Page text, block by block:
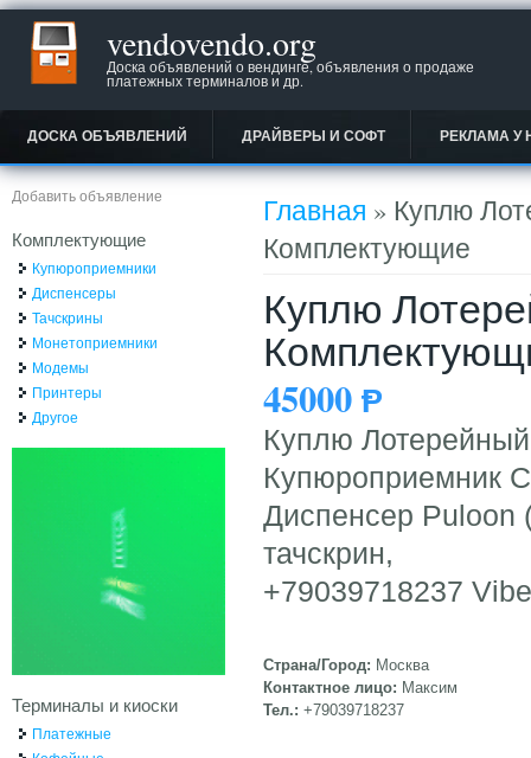
vendovendo.org
Доска объявлений о вендинге, объявления о продаже
платежных терминалов и др.
ДОСКА ОБЪЯВЛЕНИЙ ДРАЙВЕРЫ И СОФТ РЕКЛАМА У
Вы здесь
Главная » Куплю
Комплектующие
Куплю
45000 Ᵽ
Куплю
Купюроприемник
Диспенсер Puloon
тачскрин,
+79039718237
Страна/Город: Москва
Контактное лицо: Максим
Тел.: +79039718237
Добавить объявление
Комплектующие
Купюроприемники
Диспенсеры
Тачскрины
Монетоприемники
Модемы
Принтеры
Другое
Терминалы и киоски
Платежные